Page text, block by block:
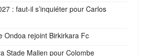
: faut-il s’inquiéter pour Carlos
Ondoa rejoint Birkirkara Fc
Stade Malien pour Colombe